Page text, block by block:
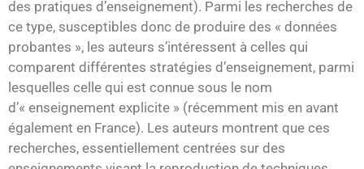
des pratiques d’enseignement). Parmi les recherches de
ce type, susceptibles donc de produire des « données
probantes », les auteurs s’intéressent à celles qui
comparent différentes stratégies d’enseignement, parmi
lesquelles celle qui est connue sous le nom
d’« enseignement explicite » (récemment mis en avant
également en France). Les auteurs montrent que ces
recherches, essentiellement centrées sur des